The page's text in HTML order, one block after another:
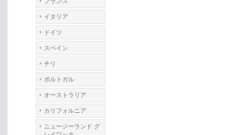
イタリア
ドイツ
スペイン
チリ
ポルトガル
オーストラリア
カリフォルニア
ニュージーランド グ